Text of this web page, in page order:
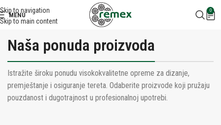
Skip to navigation
Skip to main content
MENU
0
Naša ponuda proizvoda
Istražite široku ponudu visokokvalitetne opreme za dizanje,
premještanje i osiguranje tereta. Odaberite proizvode koji pružaju
pouzdanost i dugotrajnost u profesionalnoj upotrebi.